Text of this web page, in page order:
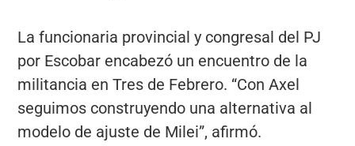
La funcionaria provincial y congresal del PJ
por Escobar encabezó un encuentro de la
militancia en Tres de Febrero. “Con Axel
seguimos construyendo una alternativa al
modelo de ajuste de Milei”, afirmó.